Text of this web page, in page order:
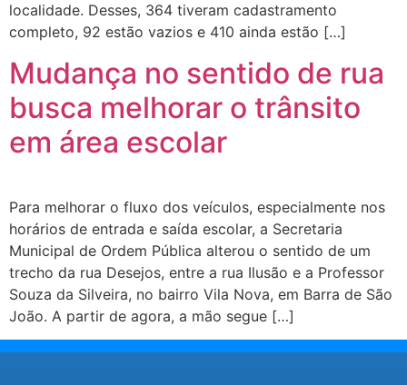
localidade. Desses, 364 tiveram cadastramento
completo, 92 estão vazios e 410 ainda estão […]
Mudança no sentido de rua
busca melhorar o trânsito
em área escolar
Para melhorar o fluxo dos veículos, especialmente nos
horários de entrada e saída escolar, a Secretaria
Municipal de Ordem Pública alterou o sentido de um
trecho da rua Desejos, entre a rua Ilusão e a Professor
Souza da Silveira, no bairro Vila Nova, em Barra de São
João. A partir de agora, a mão segue […]